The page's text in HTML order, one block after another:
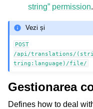
string” permission.
Vezi și
POST
/api/translations/
tring:language)/file/
Gestionarea
Defines how to deal